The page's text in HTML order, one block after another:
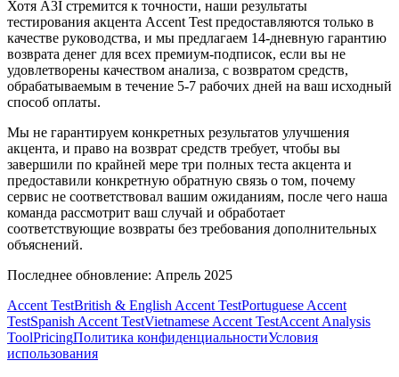
Хотя A3I стремится к точности, наши результаты
тестирования акцента Accent Test предоставляются только в
качестве руководства, и мы предлагаем 14-дневную гарантию
возврата денег для всех премиум-подписок, если вы не
удовлетворены качеством анализа, с возвратом средств,
обрабатываемым в течение 5-7 рабочих дней на ваш исходный
способ оплаты.
Мы не гарантируем конкретных результатов улучшения
акцента, и право на возврат средств требует, чтобы вы
завершили по крайней мере три полных теста акцента и
предоставили конкретную обратную связь о том, почему
сервис не соответствовал вашим ожиданиям, после чего наша
команда рассмотрит ваш случай и обработает
соответствующие возвраты без требования дополнительных
объяснений.
Последнее обновление: Апрель 2025
Accent TestBritish & English Accent TestPortuguese Accent
TestSpanish Accent TestVietnamese Accent TestAccent Analysis
ToolPricingПолитика конфиденциальностиУсловия
использования